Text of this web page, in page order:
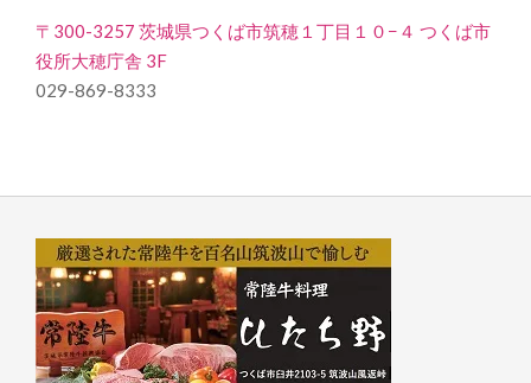
〒300-3257 茨城県つくば市筑穂１丁目１０−４ つくば市
役所大穂庁舎 3F
029-869-8333